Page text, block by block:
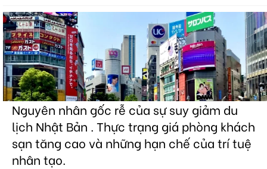
Nguyên nhân gốc rễ của sự suy giảm du
lịch Nhật Bản . Thực trạng giá phòng khách
sạn tăng cao và những hạn chế của trí tuệ
nhân tạo.